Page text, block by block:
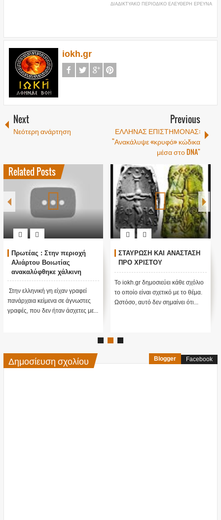
ΔΙΑΔΙΚΤΥΑΚΟ ΠΕΡΙΟΔΙΚΟ ΕΛΕΥΘΕΡΗ ΕΡΕΥΝΑ
iokh.gr
Next
Νεότερη ανάρτηση
Previous
ΕΛΛΗΝΑΣ ΕΠΙΣΤΗΜΟΝΑΣ:
"Ανακάλυψε «κρυφό» κώδικα
μέσα στο DNA"
Related Posts
Πρωτέας : Στην περιοχή
Αλιάρτου Βοιωτίας
ανακαλύφθηκε χάλκινη
πινακίδα με γράμματα που
έμοιαζαν με ιερογλυφικά της
Αιγύπτου
Στην ελληνική γη είχαν γραφεί
πανάρχαια κείμενα σε άγνωστες
γραφές, που δεν ήταν άσχετες με...
ΣΤΑΥΡΩΣΗ ΚΑΙ ΑΝΑΣΤΑΣΗ
ΠΡΟ ΧΡΙΣΤΟΥ
Το iokh.gr δημοσιεύει κάθε σχόλιο
το οποίο είναι σχετικό με το θέμα.
Ωστόσο, αυτό δεν σημαίνει ότι...
Δημοσίευση σχολίου Blogger Facebook